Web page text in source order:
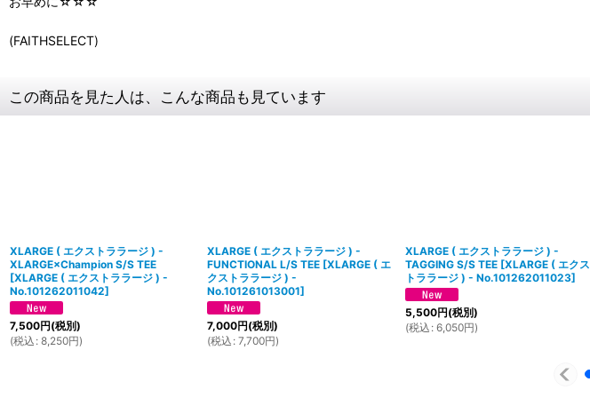
(FAITHSELECT)
この商品を見た人は、こんな商品も見ています
XLARGE ( エクストララージ ) -
XLARGE×Champion S/S TEE
[XLARGE ( エクストララージ ) -
No.101262011042]
7,500円(税別)
(税込 : 8,250円)
XLARGE ( エクストララージ ) -
FUNCTIONAL L/S TEE [XLARGE ( エ
クストララージ ) -
No.101261013001]
7,000円(税別)
(税込 : 7,700円)
XLARGE ( エクストララージ ) -
TAGGING S/S TEE [XLARGE ( エクス
トララージ ) - No.101262011023]
5,500円(税別)
(税込 : 6,050円)